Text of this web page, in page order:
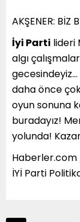
AKŞENER: BİZ
İyi Parti lideri
algı
daha önce
oyun sonuna
buradayız!
yolunda!
Haberler.com
İYİ Parti